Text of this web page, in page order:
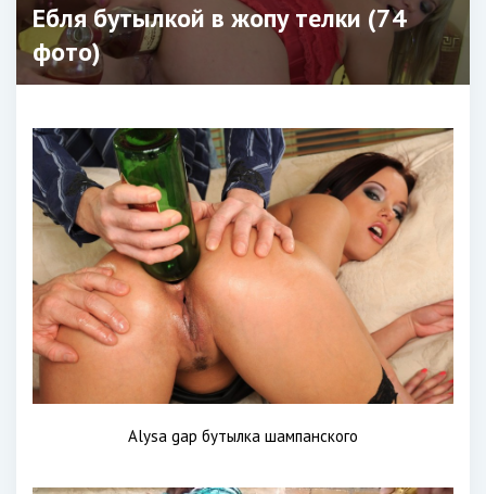
Ебля бутылкой в жопу телки (74
фото)
Alysa gap бутылка шампанского